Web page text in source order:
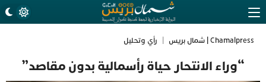
Chamalpress | شمال بريس رأي وتحليل
“وراء الانتحار حياة رأسمالية بدون مقاصد”